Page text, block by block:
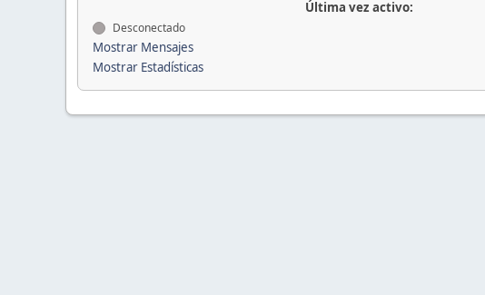
Desconectado
Mostrar Mensajes
Mostrar Estadísticas
Última vez activo: